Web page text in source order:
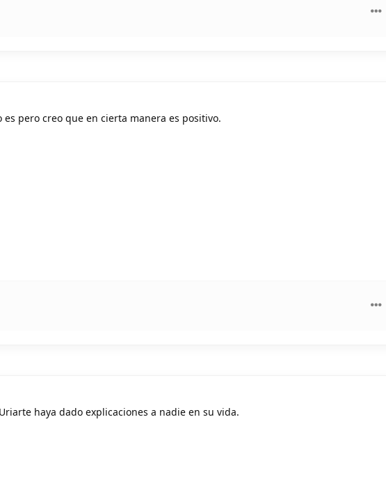
es pero creo que en cierta manera es positivo.
haya dado explicaciones a nadie en su vida.